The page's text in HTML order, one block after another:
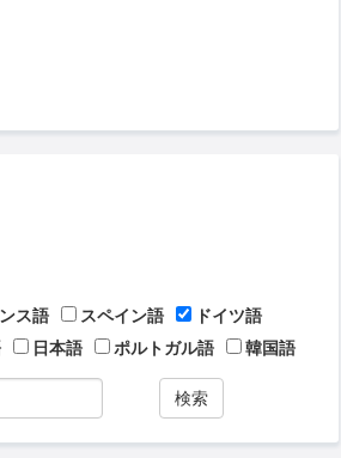
ス語 スペイン語
ドイツ語
日本語 ポルトガル語 韓国語
検索